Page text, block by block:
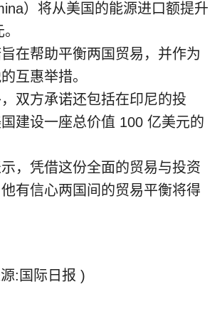
）将从美国的能源进口额提升
在帮助平衡两国贸易，并作为
互惠举措。
双方承诺还包括在印尼的投
建设一座总价值 100 亿美元的
，凭借这份全面的贸易与投资
有信心两国间的贸易平衡将得
:国际日报 )